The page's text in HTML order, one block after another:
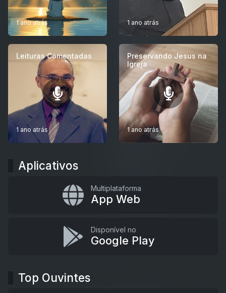
1 ano atrás 1 ano atrás
Leituras Comentadas
1 ano atrás
Preservando Jesus na
Igreja
1 ano atrás
Aplicativos
Multiplataforma
App Web
Disponível no
Google Play
Top Ouvintes